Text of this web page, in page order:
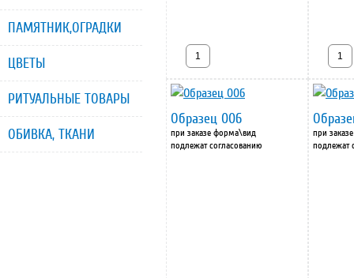
ПАМЯТНИК,ОГРАДКИ
ЦВЕТЫ
РИТУАЛЬНЫЕ ТОВАРЫ
ОБИВКА, ТКАНИ
Образец 006
при заказе форма\вид
подлежат согласованию
при
подлежат